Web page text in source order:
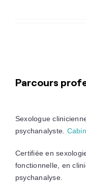
Parcours
Sexologue
psychanalyste.
Certifiée en
fonctionnelle, en
psychanalyse.